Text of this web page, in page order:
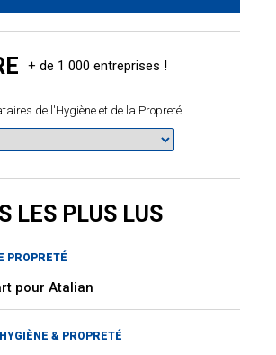
de l'Hygiène et de la Propreté
LES PLUS LUS
PROPRETÉ
pour Atalian
& PROPRETÉ